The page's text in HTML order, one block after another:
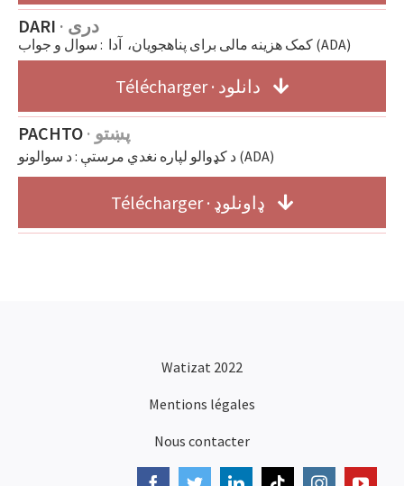
DARI · دری
کمک هزینه مالی برای پناهجویان، آدا : سوال و جواب (ADA)
Télécharger · دانلود
PACHTO · پښتو
د کډوالو لپاره نغدي مرستې : د سوالونو (ADA)
Télécharger · ډاونلوډ
Watizat 2022
Mentions légales
Nous contacter